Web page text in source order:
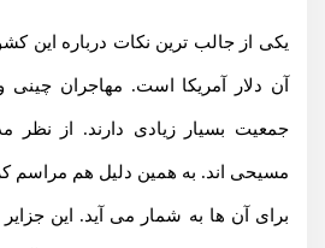
یکی از جالب ترین نکات درباره این
آن دلار آمریکا است. مهاجران چینی
جمعیت بسیار زیادی دارند. از نظر
مسیحی اند. به همین دلیل هم
برای آن ها به شمار می آید. این